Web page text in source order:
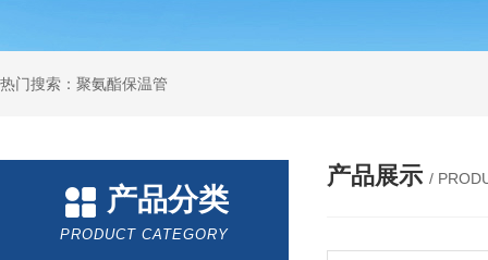
热门搜索：聚氨酯保温管
产品分类
PRODUCT CATEGORY
产品展示 /